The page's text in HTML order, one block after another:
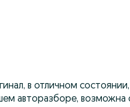
в отличном
авторазборе, возможна